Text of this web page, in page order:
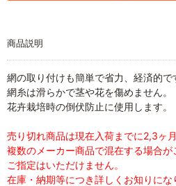
商品説明
網の取り付けも簡単で省力、経済的で
網糸は滑らかで茎や花を傷めません。
花卉栽培時の倒伏防止に使用します。
売り切れ商品は現在入荷までに2,3ヶ月
複数のメーカー商品で混在する場合が
ご指定はいただけません。
在庫・納期等につき詳しくお知りに